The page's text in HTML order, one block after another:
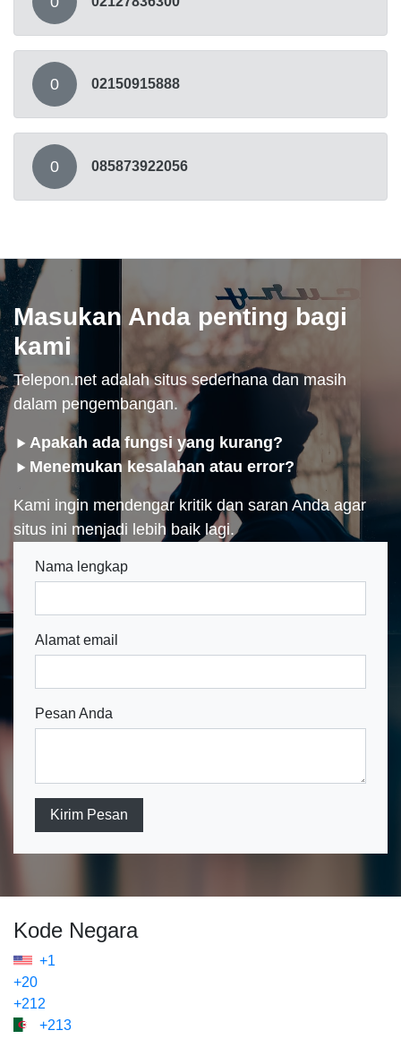
0 02150915888
0 085873922056
Masukan Anda penting bagi
kami
Telepon.net adalah situs sederhana dan masih
dalam pengembangan.
Apakah ada fungsi yang kurang?
Menemukan kesalahan atau error?
Kami ingin mendengar kritik dan saran Anda agar
situs ini menjadi lebih baik lagi.
Nama lengkap
Alamat email
Pesan Anda
Kirim Pesan
Kode Negara
+1
+20
+212
+213